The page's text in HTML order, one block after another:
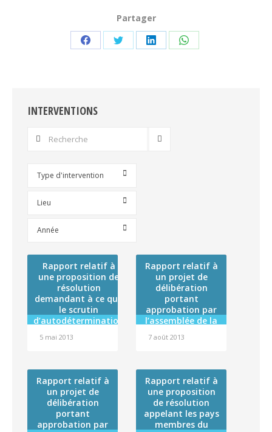
Partager
PartagerPartagerPartagerPartager
INTERVENTIONS
Type d'intervention
Lieu
Année
Rapport relatif à
une proposition de
résolution
demandant à ce que
le scrutin
d’autodétermination
la Constitution soit
5 mai 2013
Rapport relatif à
un projet de
délibération
portant
approbation par
l’assemblée de la
française de la
établie entre la
Polynésie
française et
l’Agence de la
biomédecine
7 août 2013
Rapport relatif à
un projet de
délibération
portant
approbation par
Rapport relatif à
une proposition
de résolution
appelant les pays
membres du